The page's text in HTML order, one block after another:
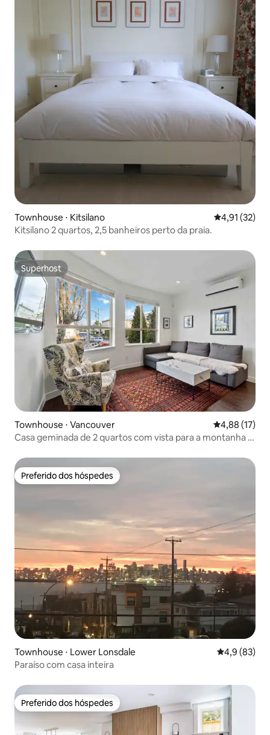
Townhouse ⋅ Kitsilano 4,91 de uma
4,91 (32)
Kitsilano 2 quartos, 2,5 banheiros perto da praia.
Superhost
Superhost
Townhouse ⋅ Vancouver 4,88 de uma
4,88 (17)
Casa geminada de 2 quartos com vista para a montanha e
Preferido dos hóspedes
Preferido dos hóspedes
Townhouse ⋅ Lower Lonsdale 4,9 de uma
4,9 (83)
Paraíso com casa inteira
Preferido dos hóspedes
Preferido dos hóspedes